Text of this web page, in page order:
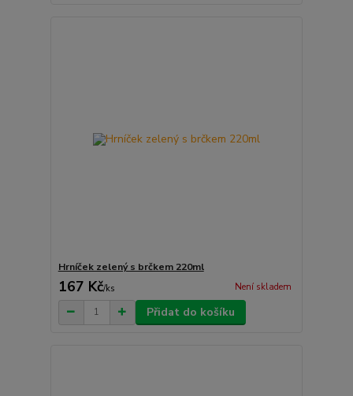
Hrníček zelený s brčkem 220ml
167 Kč/ks Není skladem
Přidat do košíku